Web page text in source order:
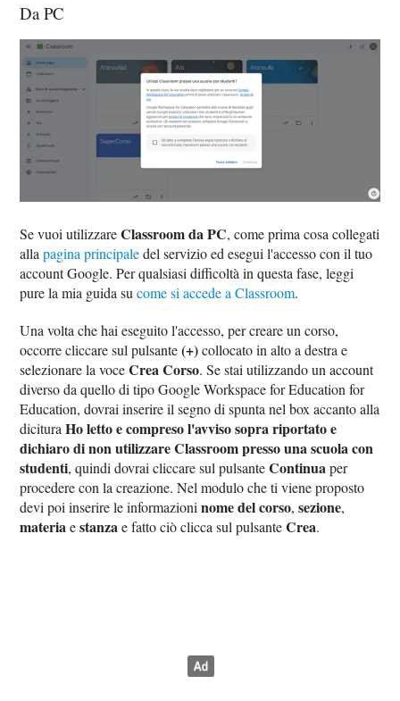
Da PC
Se vuoi utilizzareClassroom da PC, come prima cosa collegati
allapagina principaledel servizio ed esegui l'accesso con il tuo
account Google. Per qualsiasi difficoltà in questa fase, leggi
pure la mia guida sucome si accede a Classroom.
Una volta che hai eseguito l'accesso, per creare un corso,
occorre cliccare sul pulsante(+)collocato in alto a destra e
selezionare la voceCrea Corso. Se stai utilizzando un account
diverso da quello di tipo Google Workspace for Education for
Education, dovrai inserire il segno di spunta nel box accanto alla
dicituraHo letto e compreso l'avviso sopra riportato e
dichiaro di non utilizzare Classroom presso una scuola con
studenti, quindi dovrai cliccare sul pulsanteContinuaper
procedere con la creazione. Nel modulo che ti viene proposto
devi poi inserire le informazioninome del corso,sezione,
materiaestanzae fatto ciò clicca sul pulsanteCrea.